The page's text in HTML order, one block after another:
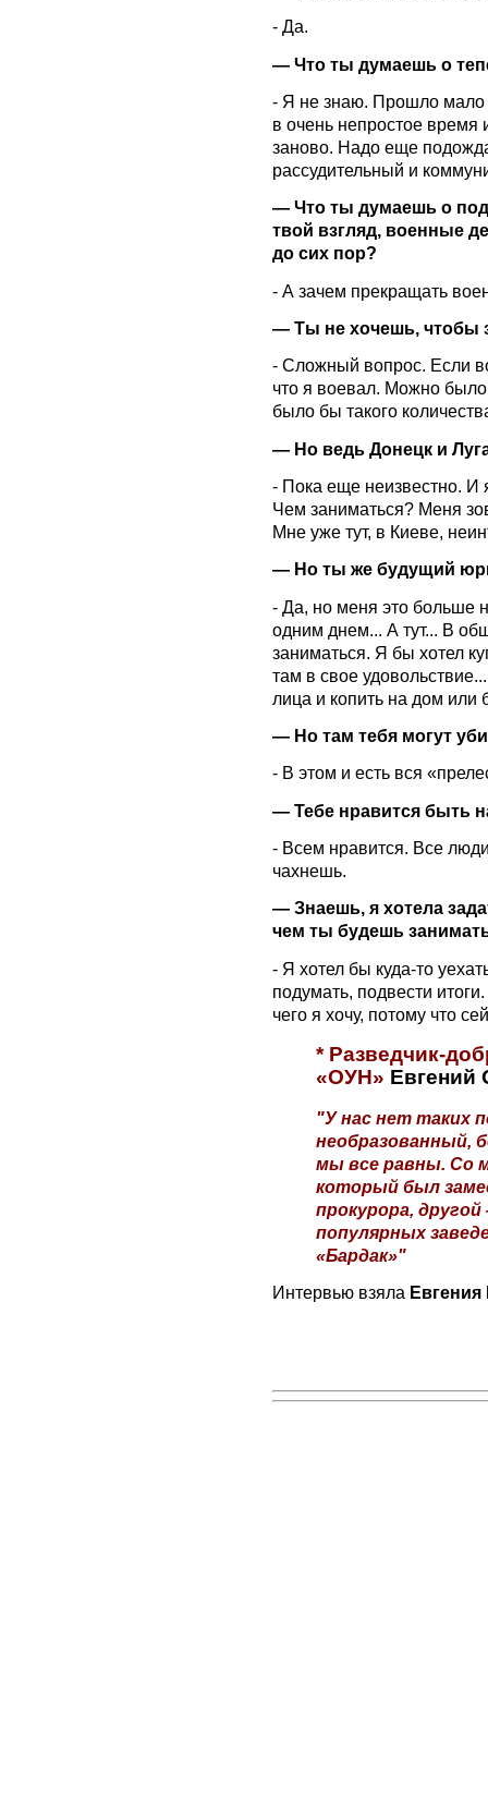
- Да.
— Что ты думаешь о
- Я не знаю. Прошло мало
в очень непростое время
заново. Надо еще
рассудительный и
— Что ты думаешь о
твой взгляд, военные
до сих пор?
- А зачем прекращать
— Ты не хочешь, чтобы
- Сложный вопрос. Если
что я воевал. Можно было
было бы такого
— Но ведь Донецк и
- Пока еще неизвестно. И
Чем заниматься? Меня
Мне уже тут, в Киеве,
— Но ты же будущий
- Да, но меня это больше
одним днем... А тут... В
заниматься. Я бы хотел
там в свое
лица и копить на дом или
— Но там тебя могут
- В этом и есть вся
— Тебе нравится быть
- Всем нравится. Все
чахнешь.
— Знаешь, я хотела
чем ты будешь
- Я хотел бы куда-то
подумать, подвести
чего я хочу, потому что
* Разведчик-
«ОУН» Евгений
"У нас нет таких
необразованный,
мы все равны. Со
который был
прокурора,
популярных
«Бардак»"
Интервью взяла